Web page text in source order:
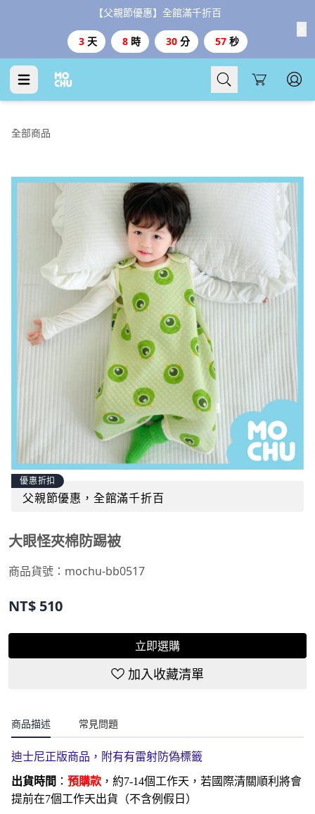
【父親節優惠】全館滿千折百
3 天 8 時 30 分 56 秒
Cart
全部商品
優惠折扣
父親節優惠，全館滿千折百
大眼怪夾棉防踢被
商品貨號： mochu-bb0517
NT$ 510
立即選購
加入收藏清單
商品描述 常見問題
迪士尼正版商品，附有有雷射防偽標籤
出貨時間 ： 預購款 ，約7-14個工作天，若國際清關順利將會
提前在7個工作天出貨（不含例假日）